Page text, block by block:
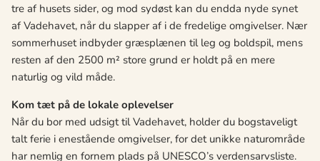
tre af husets sider, og mod sydøst kan du endda nyde synet
af Vadehavet, når du slapper af i de fredelige omgivelser. Nær
sommerhuset indbyder græsplænen til leg og boldspil, mens
resten af den 2500 m² store grund er holdt på en mere
naturlig og vild måde.
Kom tæt på de lokale oplevelser
Når du bor med udsigt til Vadehavet, holder du bogstaveligt
talt ferie i enestående omgivelser, for det unikke naturområde
har nemlig en fornem plads på UNESCO’s verdensarvsliste.